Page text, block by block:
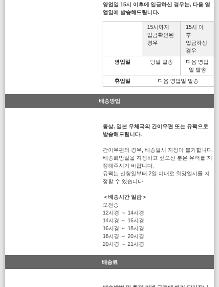
영업일 15시 이후에 입금하신 경우는, 다음 영
업일에 발송해드립니다.
15시까지
입금확인된
경우
15시 이
후
입금하신
경우
영업일
당일 발송
다음 영업
일 발송
휴업일
다음 영업일 발송
배송방법
통상, 일본 우체국의 간이우편 또는 유팩으로
발송해드립니다.
간이우편의 경우, 배송일시 지정이 불가합니다.
배송희망일을 지정하고 싶으신 분은 유팩를 지
정해주시기 바랍니다.
유팩는 신청일부터 2일 이내로 희망일시를 지
정할 수 있습니다.
＜배송시간 일람＞
오전중
12시경 ～ 14시경
14시경 ～ 16시경
16시경 ～ 18시경
18시경 ～ 20시경
20시경 ～ 21시경
배송료